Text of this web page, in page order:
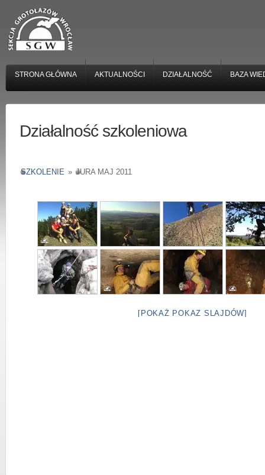
STRONA GŁÓWNA AKTUALNOŚCI DZIAŁALNOŚĆ BAZA
Działalność szkoleniowa
SZKOLENIE » JURA MAJ 2011
[POKAŻ POKAZ SLAJDÓW]